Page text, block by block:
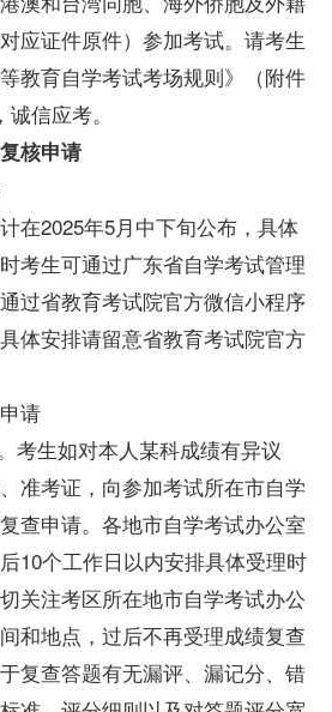
应证件原件）参加考试。请考生
教育自学考试考场规则》（附件
信应考。
核申请
在2025年5月中下旬公布，具体
考生可通过广东省自学考试管理
过省教育考试院官方微信小程序
体安排请留意省教育考试院官方
请
考生如对本人某科成绩有异议
准考证，向参加考试所在市自学
查申请。各地市自学考试办公室
10个工作日以内安排具体受理时
关注考区所在地市自学考试办公
和地点，过后不再受理成绩复查
复查答题有无漏评、漏记分、错